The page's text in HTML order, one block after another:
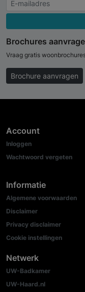
Brochures
Vraag gratis
Brochure aanvragen
Account
Inloggen
Wachtwoord vergeten
Informatie
Algemene voorwaarden
Disclaimer
Privacy disclaimer
Cookie instellingen
Netwerk
UW-Badkamer
UW-Haard.nl